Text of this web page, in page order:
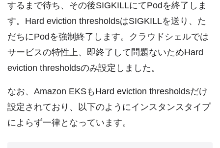
するまで待ち、その後SIGKILLにてPodを終了しま
す。Hard eviction thresholdsはSIGKILLを送り、た
だちにPodを強制終了します。クラウドシェルでは
サービスの特性上、即終了して問題ないためHard
eviction thresholdsのみ設定しました。
なお、Amazon EKSもHard eviction thresholdsだけ
設定されており、以下のようにインスタンスタイプ
によらず一律となっています。